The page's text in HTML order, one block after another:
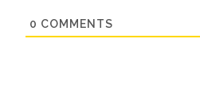
0 COMMENTS